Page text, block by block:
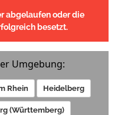
abgelaufen oder die
besetzt.
Umgebung:
Rhein Heidelberg
(Württemberg)